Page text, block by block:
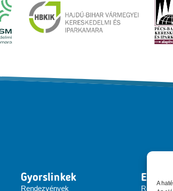
A
Gyorslinkek
Rendezvények
EEN
Rólunk